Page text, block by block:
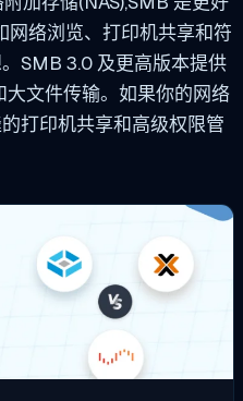
网络浏览、打印机共享和符
SMB 3.0 及更高版本提供
文件传输。如果你的网络
打印机共享和高级权限管